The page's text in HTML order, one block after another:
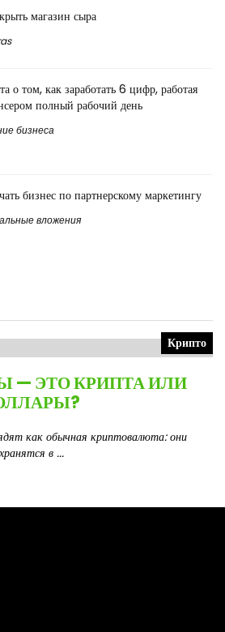
магазин сыра
о том, как заработать 6 цифр, работая
полный рабочий день
бизнеса
бизнес по партнерскому маркетингу
вложения
Крипто
— ЭТО КРИПТА ИЛИ
как обычная криптовалюта: они
в ...